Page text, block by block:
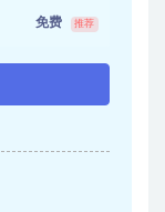
免费 推荐